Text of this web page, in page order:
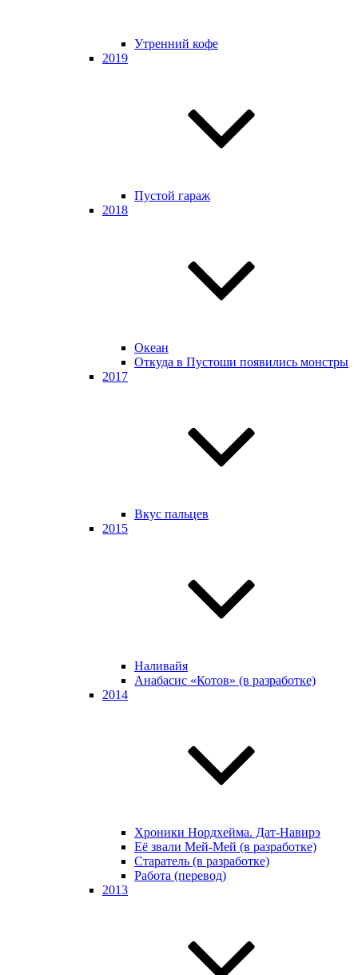
Утренний кофе
2019
Пустой гараж
2018
Океан
Откуда в Пустоши появились монстры
2017
Вкус пальцев
2015
Наливайя
Анабасис «Котов» (в разработке)
2014
Хроники Нордхейма. Дат-Навирэ
Её звали Мей-Мей (в разработке)
Старатель (в разработке)
Работа (перевод)
2013